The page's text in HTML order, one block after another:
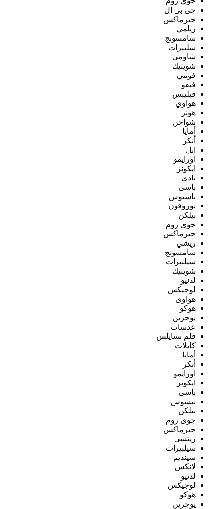
جى بى ال
جيرماكس
ريلمي
سامسونج
سليبرات
شاومى
شويتيك
فومي
فيفو
فيليبس
هواوي
هونر
شواحن
أمايا
أنكر
ابل
اورايمو
ايكونز
بادى
باسى
باسيوس
بوروفون
بيلكن
جوى روم
جيرماكس
ريشي
سامسونج
سيلبيرات
شويتيك
لدنيو
لوجيكس
هواوى
هوكو
يوجرين
عدسات
قلم ستايلس
كابلات
أمايا
أنكر
اورايمو
ايكونز
باسى
بيسوس
بيلكن
جوى روم
جيرماكس
ريتشى
سيلبيرات
سينديم
لانكس
لدنيو
لوجيكس
هوكو
يوجرين